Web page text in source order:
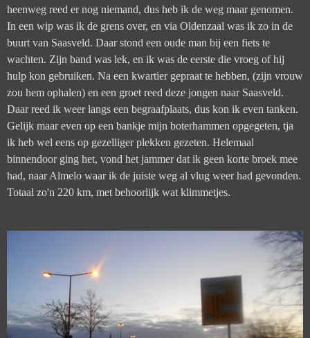
heenweg reed er nog niemand, dus heb ik de weg maar genomen.
In een wip was ik de grens over, en via Oldenzaal was ik zo in de
buurt van Saasveld. Daar stond een oude man bij een fiets te
wachten. Zijn band was lek, en ik was de eerste die vroeg of hij
hulp kon gebruiken. Na een kwartier gepraat te hebben, (zijn vrouw
zou hem ophalen) en een groet reed deze jongen naar Saasveld.
Daar reed ik weer langs een begraafplaats, dus kon ik even tanken.
Gelijk maar even op een bankje mijn boterhammen opgegeten, tja
ik heb wel eens op gezelliger plekken gezeten. Helemaal
binnendoor ging het, vond het jammer dat ik geen korte broek mee
had, naar Almelo waar ik de juiste weg al vlug weer had gevonden.
Totaal zo'n 220 km, met behoorlijk wat klimmetjes.